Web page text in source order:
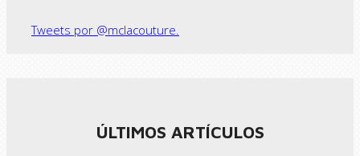
Tweets por @mclacouture.
ÚLTIMOS ARTÍCULOS